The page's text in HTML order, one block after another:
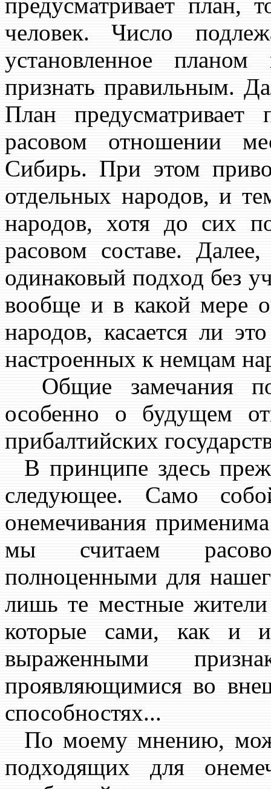
человек. Число
установленное
признать правильным.
План предусматривает
расовом отношении
Сибирь. При этом
отдельных народов, и
народов, хотя до сих
расовом составе.
одинаковый подход без
вообще и в какой мере
народов, касается ли
настроенных к немцам
Общие замечания по
особенно о будущем
прибалтийских
В принципе здесь
следующее. Само
онемечивания
мы считаем
полноценными для
лишь те местные
которые сами, как и
выраженными
проявляющимися во
способностях...
По моему мнению,
подходящих для